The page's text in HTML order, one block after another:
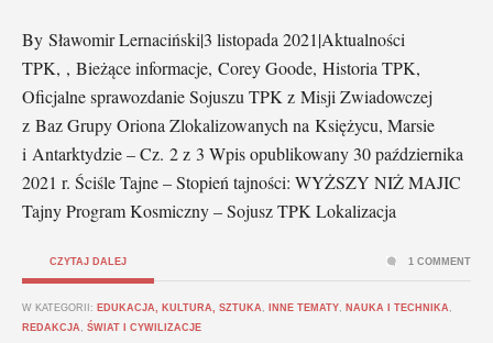
By Sławomir Lernaciński|3 listopada 2021|Aktualności
TPK, , Bieżące informacje, Corey Goode, Historia TPK,
Oficjalne sprawozdanie Sojuszu TPK z Misji Zwiadowczej
z Baz Grupy Oriona Zlokalizowanych na Księżycu, Marsie
i Antarktydzie – Cz. 2 z 3 Wpis opublikowany 30 października
2021 r. Ściśle Tajne – Stopień tajności: WYŻSZY NIŻ MAJIC
Tajny Program Kosmiczny – Sojusz TPK Lokalizacja
CZYTAJ DALEJ
W KATEGORII: EDUKACJA, KULTURA, SZTUKA INNE TEMATY NAUKA I TECHNIKA
REDAKCJA
ŚWIAT I CYWILIZACJE
1 COMMENT